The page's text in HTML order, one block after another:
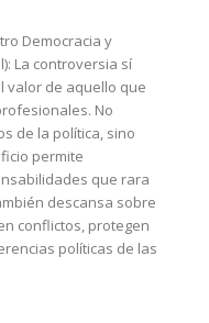
Democracia y
La controversia sí
valor de aquello que
No
de la política, sino
permite
que rara
descansa sobre
conflictos, protegen
políticas de las